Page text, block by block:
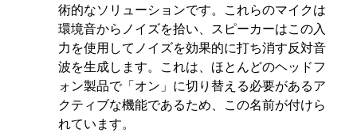
術的なソリューションです。これらのマイクは
環境音からノイズを拾い、スピーカーはこの入
力を使用してノイズを効果的に打ち消す反対音
波を生成します。これは、ほとんどのヘッドフ
ォン製品で「オン」に切り替える必要があるア
クティブな機能であるため、この名前が付けら
れています。